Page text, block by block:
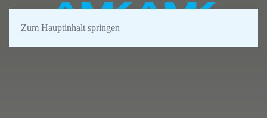
Zum Hauptinhalt springen